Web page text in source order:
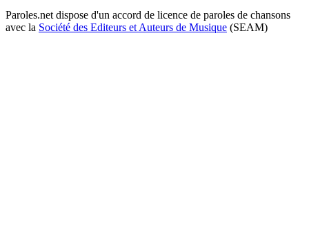
Paroles.net dispose d'un accord de licence de paroles de chansons
avec la Société des Editeurs et Auteurs de Musique (SEAM)